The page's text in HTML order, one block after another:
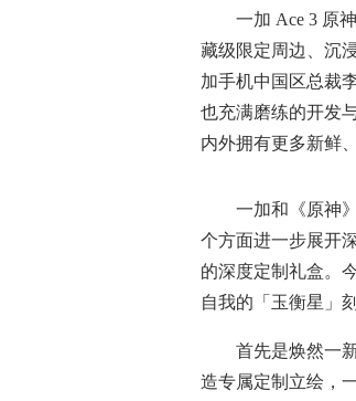
一加 Ace 3 原神
藏级限定周边、沉
加手机中国区总裁
也充满磨练的开发
内外拥有更多新鲜
一加和《原神》
个方面进一步展开
的深度定制礼盒。
自我的「玉衡星」
首先是焕然一新
造专属定制立绘，